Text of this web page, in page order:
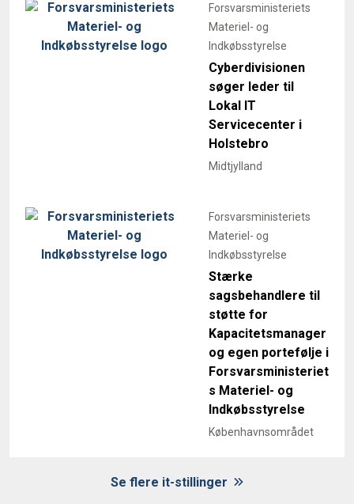
Forsvarsministeriets
Materiel- og
Indkøbsstyrelse
Cyberdivisionen
søger leder til
Lokal IT
Servicecenter i
Holstebro
Midtjylland
Forsvarsministeriets
Materiel- og
Indkøbsstyrelse
Stærke
sagsbehandlere til
støtte for
Kapacitetsmanager
og egen portefølje i
Forsvarsministeriet
s Materiel- og
Indkøbsstyrelse
Københavnsområdet
Se flere it-stillinger